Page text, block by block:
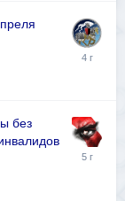
без